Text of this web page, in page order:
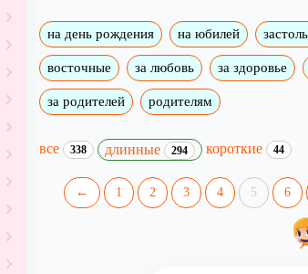
на день рождения на юбилей
восточные за любовь за здоровье
за родителей родителям
все 338 длинные 294 короткие 44
← 1 2 3 4 5 6